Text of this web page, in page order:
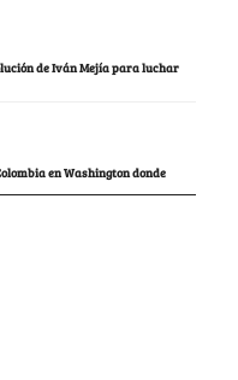
de Iván Mejía para luchar
en Washington donde